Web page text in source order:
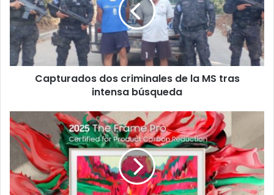
la
MS
tras
intensa
búsqueda
Capturados dos criminales de la MS tras
intensa búsqueda
80
modelos
de
Samsung
certificados
por